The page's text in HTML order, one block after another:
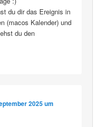
du dir das Ereignis in
(macos Kalender) und
du den
2025 um